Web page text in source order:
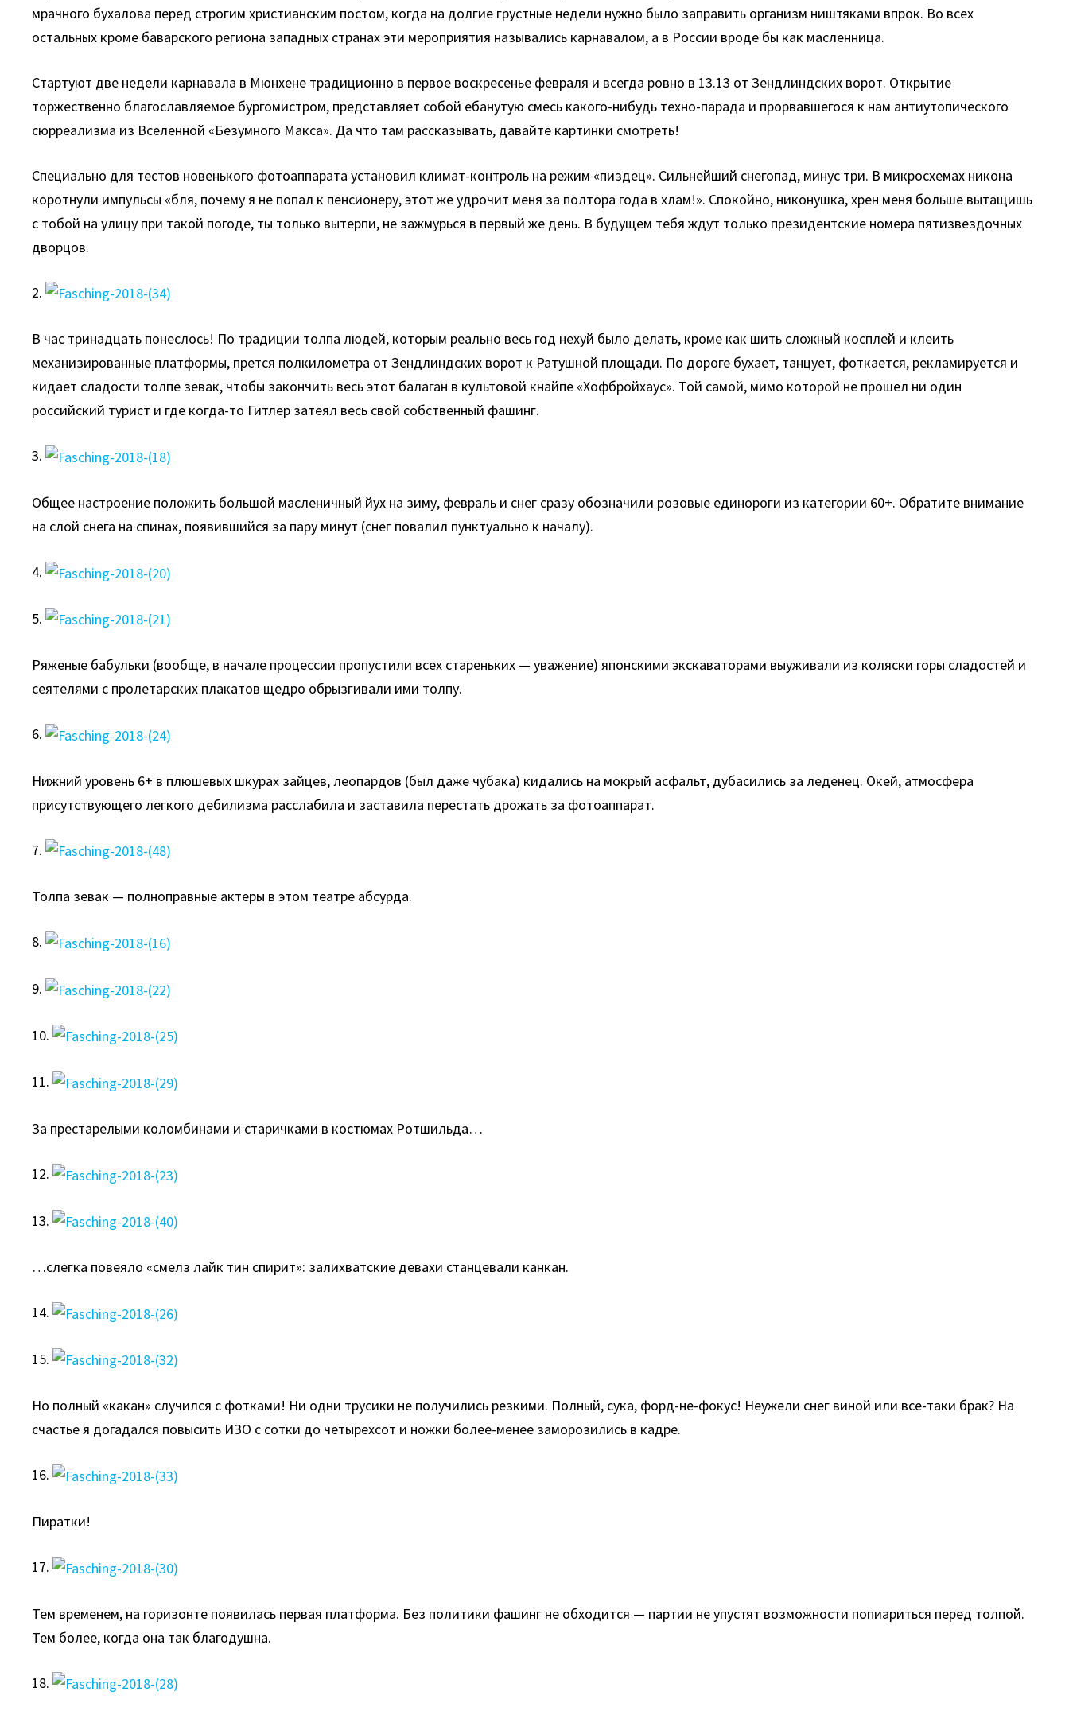
мрачного бухалова перед строгим христианским постом, когда на долгие грустные недели нужно было заправить организм ништяками впрок. Во всех
остальных кроме баварского региона западных странах эти мероприятия назывались карнавалом, а в России вроде бы как масленница.
Стартуют две недели карнавала в Мюнхене традиционно в первое воскресенье февраля и всегда ровно в 13.13 от Зендлиндских ворот. Открытие
торжественно благославляемое бургомистром, представляет собой ебанутую смесь какого-нибудь техно-парада и прорвавшегося к нам антиутопического
сюрреализма из Вселенной «Безумного Макса». Да что там рассказывать, давайте картинки смотреть!
Специально для тестов новенького фотоаппарата установил климат-контроль на режим «пиздец». Сильнейший снегопад, минус три. В микросхемах никона
коротнули импульсы «бля, почему я не попал к пенсионеру, этот же удрочит меня за полтора года в хлам!». Спокойно, никонушка, хрен меня больше вытащишь
с тобой на улицу при такой погоде, ты только вытерпи, не зажмурься в первый же день. В будущем тебя ждут только президентские номера пятизвездочных
дворцов.
2.
В час тринадцать понеслось! По традиции толпа людей, которым реально весь год нехуй было делать, кроме как шить сложный косплей и клеить
механизированные платформы, прется полкилометра от Зендлиндских ворот к Ратушной площади. По дороге бухает, танцует, фоткается, рекламируется и
кидает сладости толпе зевак, чтобы закончить весь этот балаган в культовой кнайпе «Хофбройхаус». Той самой, мимо которой не прошел ни один
российский турист и где когда-то Гитлер затеял весь свой собственный фашинг.
3.
Общее настроение положить большой масленичный йух на зиму, февраль и снег сразу обозначили розовые единороги из категории 60+. Обратите внимание
на слой снега на спинах, появившийся за пару минут (снег повалил пунктуально к началу).
4.
5.
Ряженые бабульки (вообще, в начале процессии пропустили всех стареньких — уважение) японскими экскаваторами выуживали из коляски горы сладостей и
сеятелями с пролетарских плакатов щедро обрызгивали ими толпу.
6.
Нижний уровень 6+ в плюшевых шкурах зайцев, леопардов (был даже чубака) кидались на мокрый асфальт, дубасились за леденец. Окей, атмосфера
присутствующего легкого дебилизма расслабила и заставила перестать дрожать за фотоаппарат.
7.
Толпа зевак — полноправные актеры в этом театре абсурда.
8.
9.
10.
11.
За престарелыми коломбинами и старичками в костюмах Ротшильда…
12.
13.
…слегка повеяло «смелз лайк тин спирит»: залихватские девахи станцевали канкан.
14.
15.
Но полный «какан» случился с фотками! Ни одни трусики не получились резкими. Полный, сука, форд-не-фокус! Неужели снег виной или все-таки брак? На
счастье я догадался повысить ИЗО с сотки до четырехсот и ножки более-менее заморозились в кадре.
16.
Пиратки!
17.
Тем временем, на горизонте появилась первая платформа. Без политики фашинг не обходится — партии не упустят возможности попиариться перед толпой.
Тем более, когда она так благодушна.
18.